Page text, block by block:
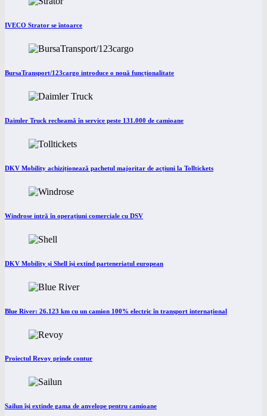
IVECO Strator se întoarce
BursaTransport/123cargo introduce o nouă funcționalitate
Daimler Truck recheamă în service peste 131.000 de camioane
DKV Mobility achiziționează pachetul majoritar de acțiuni la Tolltickets
Windrose intră în operațiuni comerciale cu DSV
DKV Mobility și Shell își extind parteneriatul european
Blue River: 26.123 km cu un camion 100% electric în transport internațional
Proiectul Revoy prinde contur
Sailun își extinde gama de anvelope pentru camioane